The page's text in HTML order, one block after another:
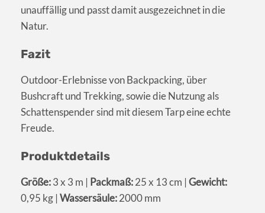
unauffällig und passt damit ausgezeichnet in die
Natur.
Fazit
Outdoor-Erlebnisse von Backpacking, über
Bushcraft und Trekking, sowie die Nutzung als
Schattenspender sind mit diesem Tarp eine echte
Freude.
Produktdetails
Größe:3 x 3 m | Packmaß:25 x 13 cm | Gewicht:
0,95 kg | Wassersäule:2000 mm